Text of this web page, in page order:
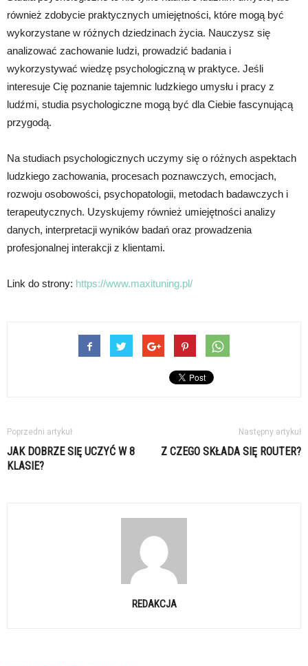
również zdobycie praktycznych umiejętności, które mogą być
wykorzystane w różnych dziedzinach życia. Nauczysz się
analizować zachowanie ludzi, prowadzić badania i
wykorzystywać wiedzę psychologiczną w praktyce. Jeśli
interesuje Cię poznanie tajemnic ludzkiego umysłu i pracy z
ludźmi, studia psychologiczne mogą być dla Ciebie fascynującą
przygodą.
Na studiach psychologicznych uczymy się o różnych aspektach
ludzkiego zachowania, procesach poznawczych, emocjach,
rozwoju osobowości, psychopatologii, metodach badawczych i
terapeutycznych. Uzyskujemy również umiejętności analizy
danych, interpretacji wyników badań oraz prowadzenia
profesjonalnej interakcji z klientami.
Link do strony: https://www.maxituning.pl/
Poprzedni artykuł
JAK DOBRZE SIĘ UCZYĆ W 8
KLASIE?
Następny artykuł
Z CZEGO SKŁADA SIĘ ROUTER?
REDAKCJA